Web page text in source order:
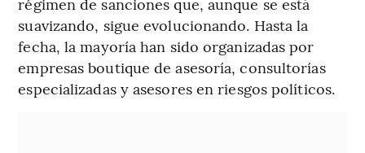
suavizando, sigue evolucionando. Hasta la
fecha, la mayoría han sido organizadas por
empresas boutique de asesoría, consultorías
especializadas y asesores en riesgos políticos.